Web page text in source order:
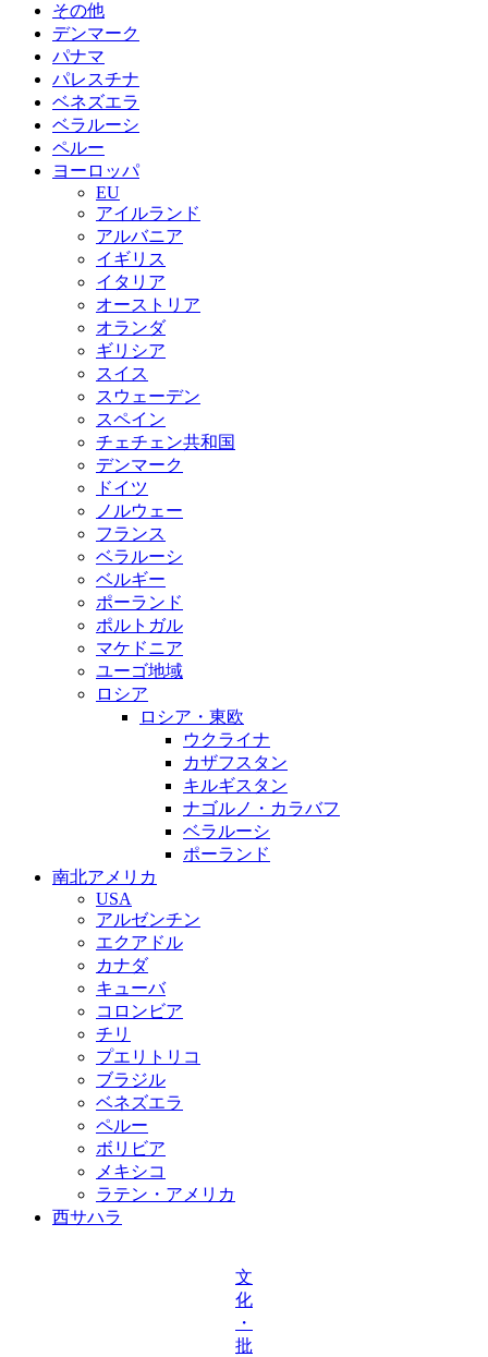
その他
デンマーク
パナマ
パレスチナ
ベネズエラ
ベラルーシ
ペルー
ヨーロッパ
EU
アイルランド
アルバニア
イギリス
イタリア
オーストリア
オランダ
ギリシア
スイス
スウェーデン
スペイン
チェチェン共和国
デンマーク
ドイツ
ノルウェー
フランス
ベラルーシ
ベルギー
ポーランド
ポルトガル
マケドニア
ユーゴ地域
ロシア
ロシア・東欧
ウクライナ
カザフスタン
キルギスタン
ナゴルノ・カラバフ
ベラルーシ
ポーランド
南北アメリカ
USA
アルゼンチン
エクアドル
カナダ
キューバ
コロンビア
チリ
プエリトリコ
ブラジル
ベネズエラ
ペルー
ボリビア
メキシコ
ラテン・アメリカ
西サハラ
文
化
・
批